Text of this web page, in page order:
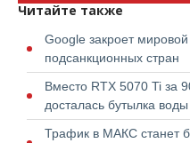
Читайте также
Google закроет
подсанкционных стран
Вместо RTX 5070 Ti за
досталась бутылка воды
Трафик в МАКС станет